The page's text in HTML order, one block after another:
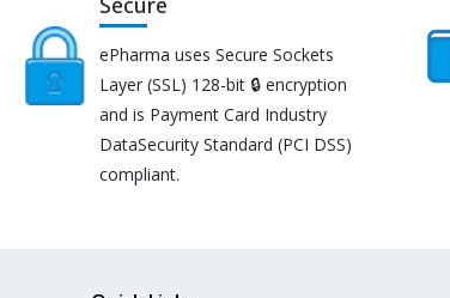
ePharma uses Secure Sockets
Layer (SSL) 128-bit 🔒 encryption
and is Payment Card Industry
DataSecurity Standard (PCI DSS)
compliant.